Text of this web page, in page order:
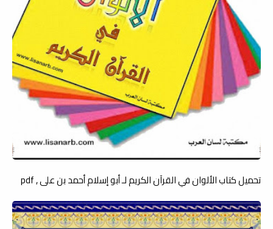
تحميل كتاب الألوان في القرآن الكريم لـ أبو إسلام أحمد بن على , pdf